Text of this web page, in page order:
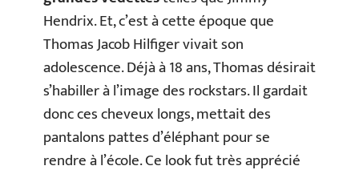
Hendrix. Et, c’est à cette époque que
Thomas Jacob Hilfiger vivait son
adolescence. Déjà à 18 ans, Thomas désirait
s’habiller à l’image des rockstars. Il gardait
donc ces cheveux longs, mettait des
pantalons pattes d’éléphant pour se
rendre à l’école. Ce look fut très apprécié